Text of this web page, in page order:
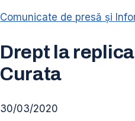
Comunicate de presă şi
Drept la
Curata
30/03/2020